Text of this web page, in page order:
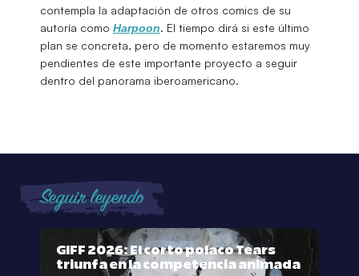
contempla la adaptación de otros comics de su
autoría como Harpoon. El tiempo dirá si este último
plan se concreta, pero de momento estaremos muy
pendientes de este importante proyecto a seguir
dentro del panorama iberoamericano.
Seguir leyendo
GIFF 2026: El corto polaco Tears
triunfa en la competencia animada